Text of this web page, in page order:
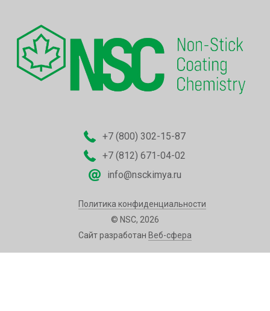
+7 (800) 302-15-87
+7 (812) 671-04-02
info@nsckimya.ru
Политика конфиденциальности
© NSC, 2026
Сайт разработан Веб-сфера